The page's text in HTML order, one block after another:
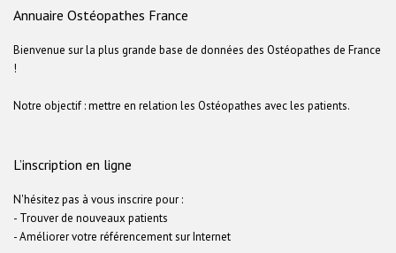
Annuaire Ostéopathes France
Bienvenue sur la plus grande base de données des Ostéopathes de France
!
Notre objectif : mettre en relation les Ostéopathes avec les patients.
L’inscription en ligne
N'hésitez pas à vous inscrire pour :
- Trouver de nouveaux patients
- Améliorer votre référencement sur Internet